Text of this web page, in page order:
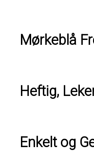
Mørkeblå
Heftig,
Enkelt og